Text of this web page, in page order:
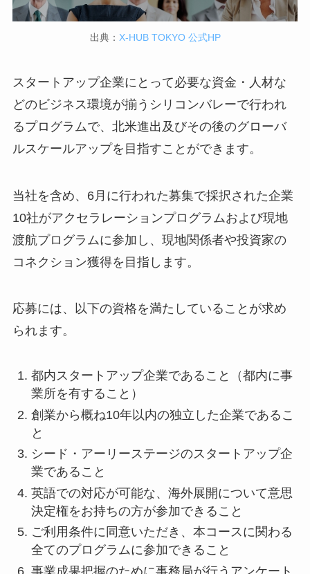
出典： X-HUB TOKYO 公式HP
スタートアップ企業にとって必要な資金・人材な
どのビジネス環境が揃うシリコンバレーで行われ
るプログラムで、北米進出及びその後のグローバ
ルスケールアップを目指すことができます。
当社を含め、6月に行われた募集で採択された企業
10社がアクセラレーションプログラムおよび現地
渡航プログラムに参加し、現地関係者や投資家の
コネクション獲得を目指します。
応募には、以下の資格を満たしていることが求め
られます。
都内スタートアップ企業であること（都内に事
業所を有すること）
創業から概ね10年以内の独立した企業であるこ
と
シード・アーリーステージのスタートアップ企
業であること​
英語での対応が可能な、海外展開について意思
決定権をお持ちの方が参加できること
ご利用条件に同意いただき、本コースに関わる
全てのプログラムに参加できること
事業成果把握のために事務局が行うアンケート